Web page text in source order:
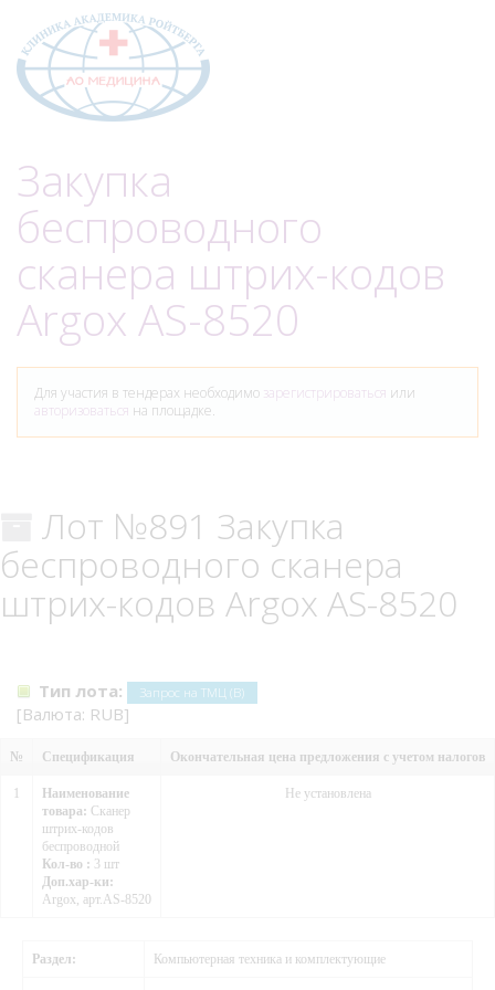
Закупка
беспроводного
сканера штрих-кодов
Argox AS-8520
Для участия в тендерах необходимо зарегистрироваться или
авторизоваться на площадке.
Лот №891 Закупка
беспроводного сканера
штрих-кодов Argox AS-8520
Тип лота: Запрос на ТМЦ (В)
[Валюта: RUB]
№ Спецификация Окончательная цена предложения с учетом налогов
Наименование
товара: Сканер
штрих-кодов
беспроводной
Кол-во : 3 шт
Доп.хар-ки:
Argox, арт.AS-8520
Не установлена
Раздел: Компьютерная техника и комплектующие